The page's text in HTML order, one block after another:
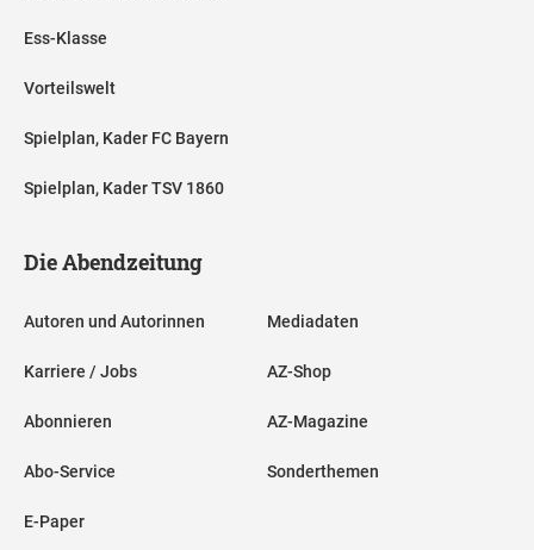
Ess-Klasse
Vorteilswelt
Spielplan, Kader FC Bayern
Spielplan, Kader TSV 1860
Die Abendzeitung
Autoren und Autorinnen
Karriere / Jobs
Abonnieren
Abo-Service
E-Paper
Mediadaten
AZ-Shop
AZ-Magazine
Sonderthemen